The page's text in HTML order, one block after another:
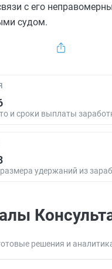
с его
судом.
и сроки выплаты
удержаний из
решения и